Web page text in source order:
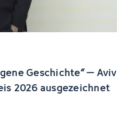
Geschichte“ – Aviv
2026 ausgezeichnet